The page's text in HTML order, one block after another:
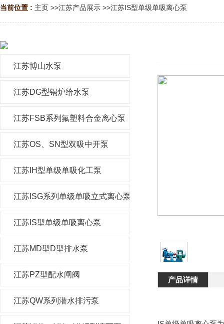
当前位置 : 主页 >>江苏产品展示 >>江苏IS型单级单吸离心泵
江苏博山水泵
江苏DG型锅炉给水泵
江苏FSB系列氟塑料合金离心泵
江苏OS、SN型双吸中开泵
江苏IH型单级单吸化工泵
江苏ISG系列单级单吸立式离心泵
江苏IS型单级单吸离心泵
江苏MD型D型排水泵
江苏PZ型配水闸阀
江苏QW系列潜水排污泵
产品详情